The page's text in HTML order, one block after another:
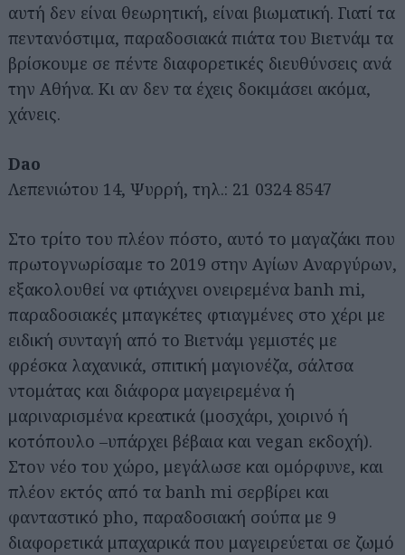
αυτή δεν είναι θεωρητική, είναι βιωματική. Γιατί τα
πεντανόστιμα, παραδοσιακά πιάτα του Βιετνάμ τα
βρίσκουμε σε πέντε διαφορετικές διευθύνσεις ανά
την Αθήνα. Κι αν δεν τα έχεις δοκιμάσει ακόμα,
χάνεις.
Dao
Λεπενιώτου 14, Ψυρρή, τηλ.: 21 0324 8547
Στο τρίτο του πλέον πόστο, αυτό το μαγαζάκι που
πρωτογνωρίσαμε το 2019 στην Αγίων Αναργύρων,
εξακολουθεί να φτιάχνει ονειρεμένα banh mi,
παραδοσιακές μπαγκέτες φτιαγμένες στο χέρι με
ειδική συνταγή από το Βιετνάμ γεμιστές με
φρέσκα λαχανικά, σπιτική μαγιονέζα, σάλτσα
ντομάτας και διάφορα μαγειρεμένα ή
μαριναρισμένα κρεατικά (μοσχάρι, χοιρινό ή
κοτόπουλο –υπάρχει βέβαια και vegan εκδοχή).
Στον νέο του χώρο, μεγάλωσε και ομόρφυνε, και
πλέον εκτός από τα banh mi σερβίρει και
φανταστικό pho, παραδοσιακή σούπα με 9
διαφορετικά μπαχαρικά που μαγειρεύεται σε ζωμό